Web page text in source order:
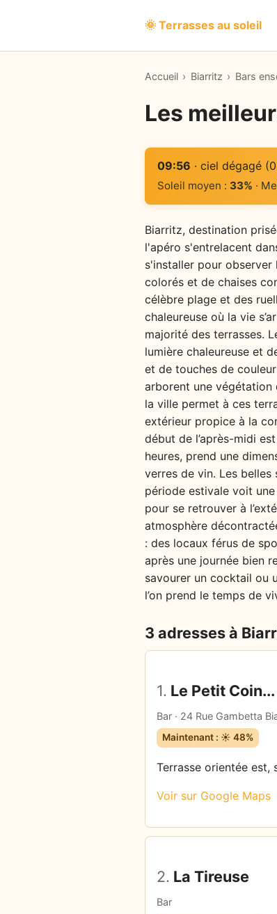
🌞 Terrasses au soleil
Accueil › Biarritz › Bars
Les
09:56 · ciel dégagé
Soleil moyen : 33% ·
Biarritz, destination
l'apéro s'entrelacent
s'installer pour
colorés et de chaises
célèbre plage et des
chaleureuse où la vie
majorité des terrasses.
lumière chaleureuse et
et de touches de
arborent une végétation
la ville permet à ces
extérieur propice à la
début de l’après-midi
heures, prend une
verres de vin. Les belles
période estivale voit
pour se retrouver à
atmosphère
: des locaux férus de
après une journée bien
savourer un cocktail ou
l’on prend le temps de
3 adresses à
1. Le Petit Coin...
Bar · 24 Rue Gambetta
Maintenant : ☀️ 48%
Terrasse orientée est,
Voir sur Google Maps
2. La Tireuse
Bar